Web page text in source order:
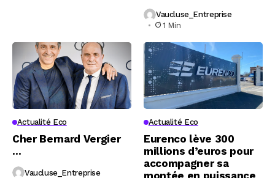
Vaucluse_Entreprise
1 Min
Actualité Eco
Cher Bernard Vergier
…
Vaucluse_Entreprise
Actualité Eco
Eurenco lève 300
millions d’euros pour
accompagner sa